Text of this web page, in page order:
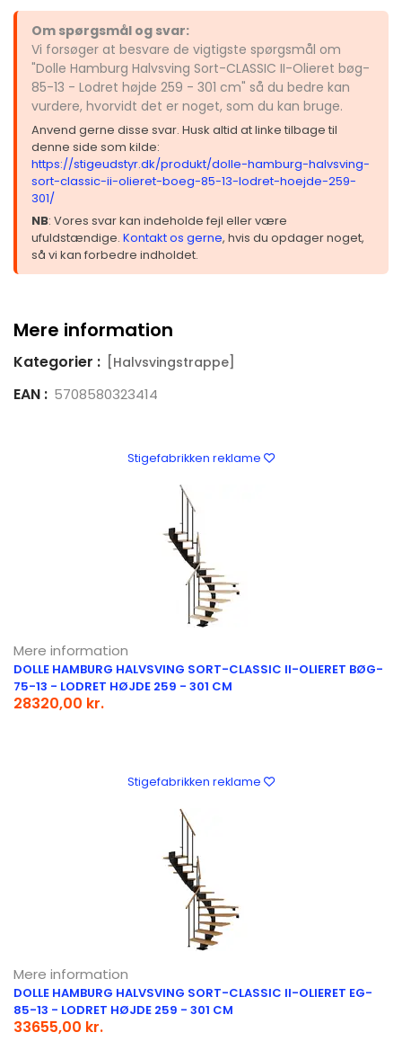
Om spørgsmål og svar:
Vi forsøger at besvare de vigtigste spørgsmål om
"Dolle Hamburg Halvsving Sort-CLASSIC II-Olieret bøg-
85-13 - Lodret højde 259 - 301 cm" så du bedre kan
vurdere, hvorvidt det er noget, som du kan bruge.
Anvend gerne disse svar. Husk altid at linke tilbage til
denne side som kilde:
https://stigeudstyr.dk/produkt/dolle-hamburg-halvsving-
sort-classic-ii-olieret-boeg-85-13-lodret-hoejde-259-
301/
NB: Vores svar kan indeholde fejl eller være
ufuldstændige. Kontakt os gerne, hvis du opdager noget,
så vi kan forbedre indholdet.
Mere information
Kategorier : [Halvsvingstrappe]
EAN : 5708580323414
Stigefabrikken reklame
Mere information
DOLLE HAMBURG HALVSVING SORT-CLASSIC II-OLIERET BØG-
75-13 - LODRET HØJDE 259 - 301 CM
28320,00 kr.
Stigefabrikken reklame
Mere information
DOLLE HAMBURG HALVSVING SORT-CLASSIC II-OLIERET EG-
85-13 - LODRET HØJDE 259 - 301 CM
33655,00 kr.